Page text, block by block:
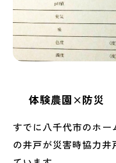
体験農園×防災
すでに八千代市のホー
の井戸が災害時協力